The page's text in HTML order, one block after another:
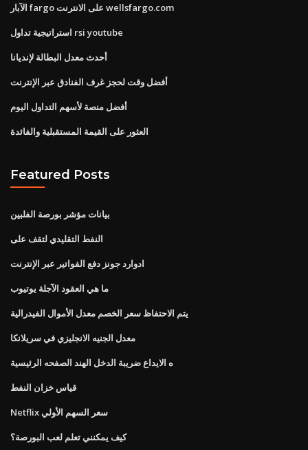
الآبار fargo على الانترنت wellsfargo.com
استراتيجية تداول rsi youtube
أحدث معدل البطالة لإنديانا
أفضل وقت لحجز غرف الفنادق عبر الإنترنت
أفضل منصة لأسهم التداول اليوم
العثور على القيمة المستقبلية والفائدة
Featured Posts
بيانات مؤشر بورصة الفلبين
النفط التقليدي لتقف على
ادوارد جونز دفع الفواتير عبر الإنترنت
ما هي العقود الآجلة يوتيوب
يتم الاحتفاظ سعر الخصم معدل الأموال الفيدرالية
معدل الجنيه الانجليزي في سريلانكا
ه الايداع ضريبة الدخل الهند الصفحه الرئيسية
قياس خزان النفط
Netflix سعر السهم الأولي
كيف يمكنني تعلم لعب البورصة؟